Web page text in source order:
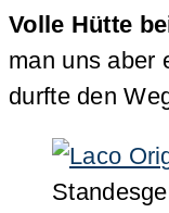
Volle Hütte
man uns aber
durfte den